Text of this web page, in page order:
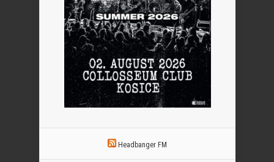
Headbanger FM